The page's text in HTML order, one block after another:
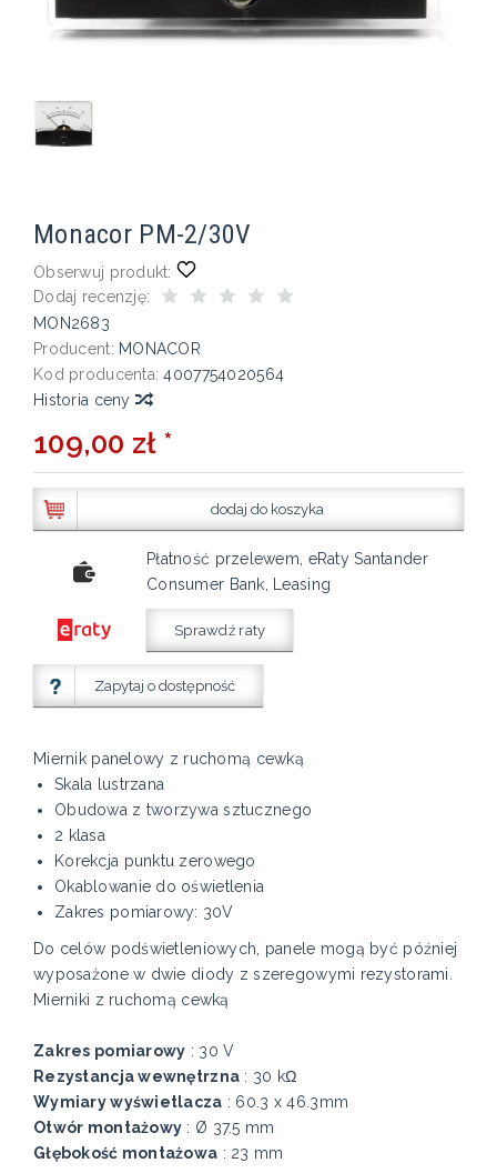
Monacor PM-2/30V
Obserwuj produkt:
Dodaj recenzję:
MON2683
Producent: MONACOR
Kod producenta: 4007754020564
Historia ceny
109,00 zł *
dodaj do koszyka
Płatność przelewem, eRaty Santander
Consumer Bank, Leasing
Sprawdź raty
Zapytaj o dostępność
Miernik panelowy z ruchomą cewką
Skala lustrzana
Obudowa z tworzywa sztucznego
2 klasa
Korekcja punktu zerowego
Okablowanie do oświetlenia
Zakres pomiarowy: 30V
Do celów podświetleniowych, panele mogą być później
wyposażone w dwie diody z szeregowymi rezystorami.
Mierniki z ruchomą cewką
Zakres pomiarowy : 30 V
Rezystancja wewnętrzna : 30 kΩ
Wymiary wyświetlacza : 60.3 x 46.3mm
Otwór montażowy : Ø 37.5 mm
Głębokość montażowa : 23 mm